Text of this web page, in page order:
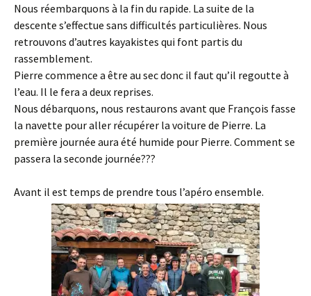
Nous réembarquons à la fin du rapide. La suite de la
descente s’effectue sans difficultés particulières. Nous
retrouvons d’autres kayakistes qui font partis du
rassemblement.
Pierre commence a être au sec donc il faut qu’il regoutte à
l’eau. Il le fera a deux reprises.
Nous débarquons, nous restaurons avant que François fasse
la navette pour aller récupérer la voiture de Pierre. La
première journée aura été humide pour Pierre. Comment se
passera la seconde journée???
Avant il est temps de prendre tous l’apéro ensemble.